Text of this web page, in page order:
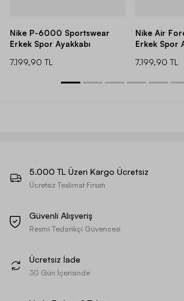
Nike P-6000 Sportswear
Erkek Spor Ayakkabı
7.199,90 TL
Nike Air
Erkek Spor
7.199,90 TL
5.000 TL Üzeri Kargo Ücretsiz
Ücretsiz Teslimat Fırsatı
Güvenli Alışveriş
Resmi Tedarikçi Güvencesi
Ücretsiz İade
30 Gün İçerisinde